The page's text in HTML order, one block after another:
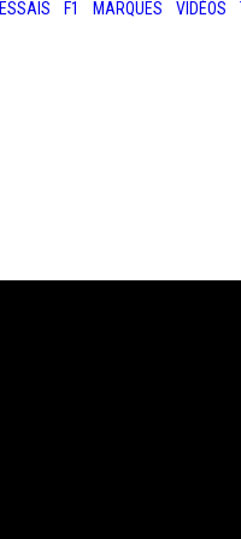
ESSAIS F1 MARQUES VIDÉOS